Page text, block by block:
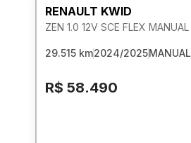
RENAULT KWID
ZEN 1.0 12V SCE FLEX MANUAL
29.515 km2024/2025MANUAL
R$ 58.490